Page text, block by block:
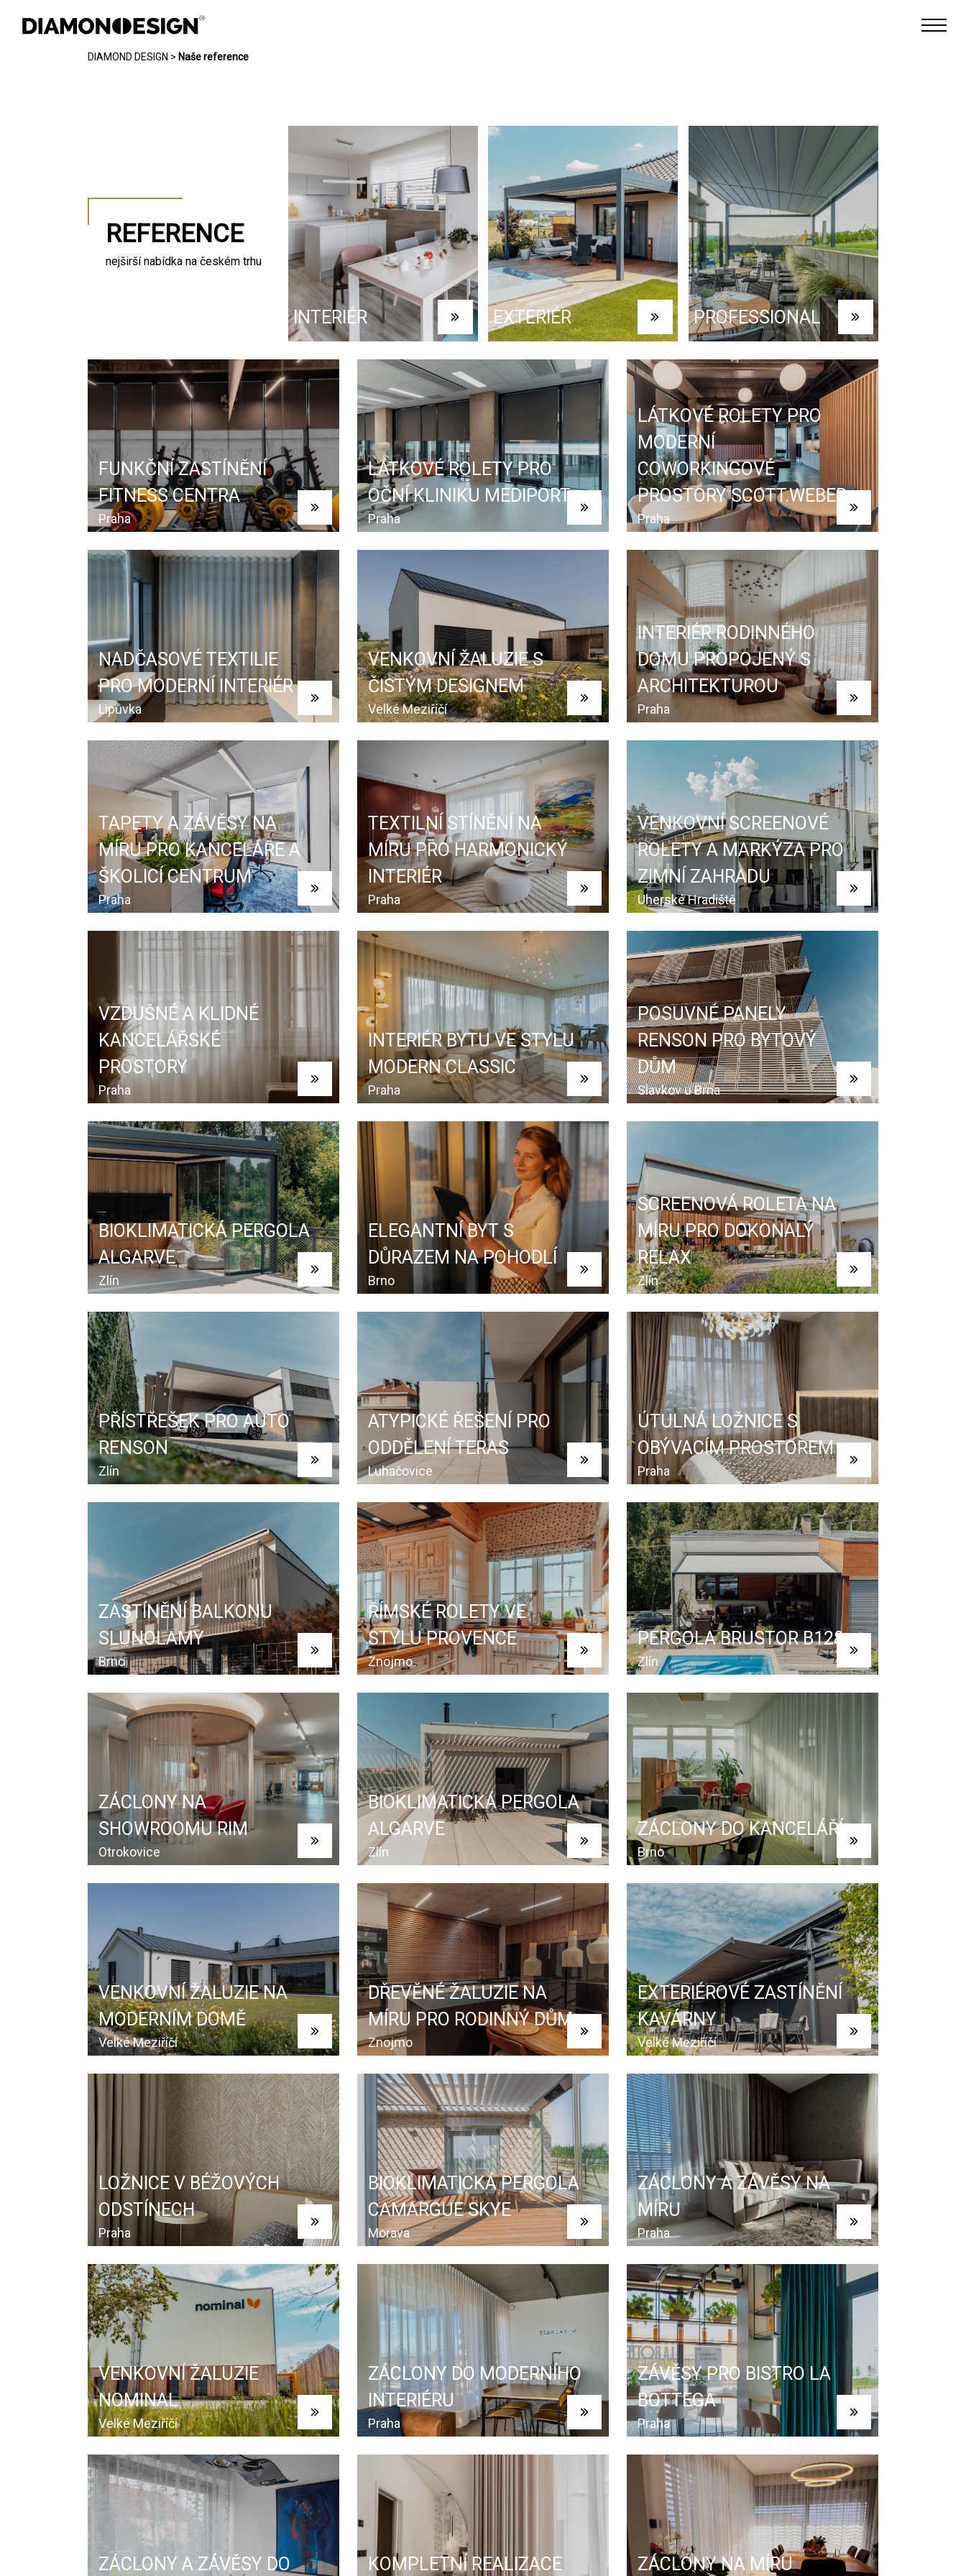
DIAMOND DESIGN > Naše reference
REFERENCE
nejširší nabídka na českém trhu
INTERIÉR EXTERIÉR PROFESSIONAL
FUNKČNÍ ZASTÍNĚNÍ
FITNESS CENTRA
Praha
LÁTKOVÉ ROLETY PRO
OČNÍ KLINIKU MEDIPORT
Praha
LÁTKOVÉ ROLETY PRO
MODERNÍ
COWORKINGOVÉ
PROSTORY SCOTT.WEBER
Praha
NADČASOVÉ TEXTILIE
PRO MODERNÍ INTERIÉR
Lipůvka
VENKOVNÍ ŽALUZIE S
ČISTÝM DESIGNEM
Velké Meziříčí
INTERIÉR RODINNÉHO
DOMU PROPOJENÝ S
ARCHITEKTUROU
Praha
TAPETY A ZÁVĚSY NA
MÍRU PRO KANCELÁŘE A
ŠKOLICÍ CENTRUM
Praha
TEXTILNÍ STÍNĚNÍ NA
MÍRU PRO HARMONICKÝ
INTERIÉR
Praha
VENKOVNÍ SCREENOVÉ
ROLETY A MARKÝZA PRO
ZIMNÍ ZAHRADU
Uherské Hradiště
VZDUŠNÉ A KLIDNÉ
KANCELÁŘSKÉ
PROSTORY
Praha
INTERIÉR BYTU VE STYLU
MODERN CLASSIC
Praha
POSUVNÉ PANELY
RENSON PRO BYTOVÝ
DŮM
Slavkov u Brna
BIOKLIMATICKÁ PERGOLA
ALGARVE
Zlín
ELEGANTNÍ BYT S
DŮRAZEM NA POHODLÍ
Brno
SCREENOVÁ ROLETA NA
MÍRU PRO DOKONALÝ
RELAX
Zlín
PŘÍSTŘEŠEK PRO AUTO
RENSON
Zlín
ATYPICKÉ ŘEŠENÍ PRO
ODDĚLENÍ TERAS
Luhačovice
ÚTULNÁ LOŽNICE S
OBÝVACÍM PROSTOREM
Praha
ZASTÍNĚNÍ BALKONU
SLUNOLAMY
Brno
ŘÍMSKÉ ROLETY VE
STYLU PROVENCE
Znojmo
PERGOLA BRUSTOR B128
Zlín
ZÁCLONY NA
SHOWROOMU RIM
Otrokovice
BIOKLIMATICKÁ PERGOLA
ALGARVE
Zlín
ZÁCLONY DO KANCELÁŘÍ
Brno
VENKOVNÍ ŽALUZIE NA
MODERNÍM DOMĚ
Velké Meziříčí
DŘEVĚNÉ ŽALUZIE NA
MÍRU PRO RODINNÝ DŮM
Znojmo
EXTERIÉROVÉ ZASTÍNĚNÍ
KAVÁRNY
Velké Meziříčí
LOŽNICE V BÉŽOVÝCH
ODSTÍNECH
Praha
BIOKLIMATICKÁ PERGOLA
CAMARGUE SKYE
Morava
ZÁCLONY A ZÁVĚSY NA
MÍRU
Praha
VENKOVNÍ ŽALUZIE
NOMINAL
Velké Meziříčí
ZÁCLONY DO MODERNÍHO
INTERIÉRU
Praha
ZÁVĚSY PRO BISTRO LA
BOTTEGA
Praha
ZÁCLONY A ZÁVĚSY DO KOMPLETNÍ REALIZACE ZÁCLONY NA MÍRU